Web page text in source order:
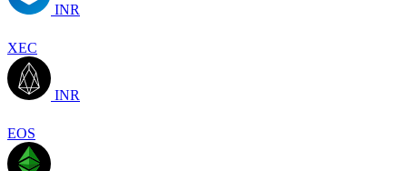
INR
XEC
INR
EOS